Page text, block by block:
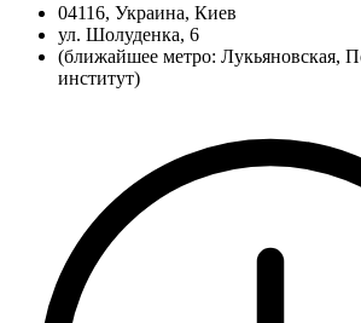
04116, Украина, Киев
ул. Шолуденка, 6
(ближайшее метро: Лукьяновская,
институт)